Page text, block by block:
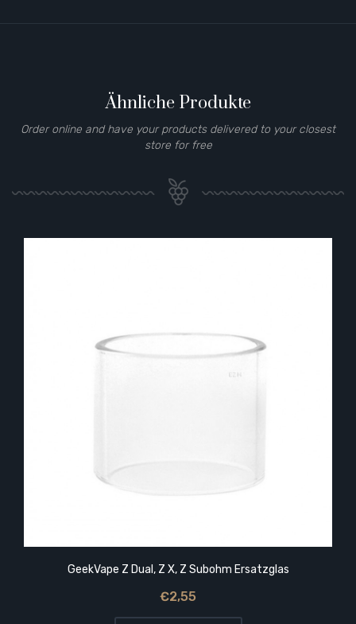
Ähnliche Produkte
Order online and have your products delivered to your closest
store for free
GeekVape Z Dual, Z X, Z Subohm Ersatzglas
€2,55